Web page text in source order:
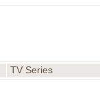
TV Series